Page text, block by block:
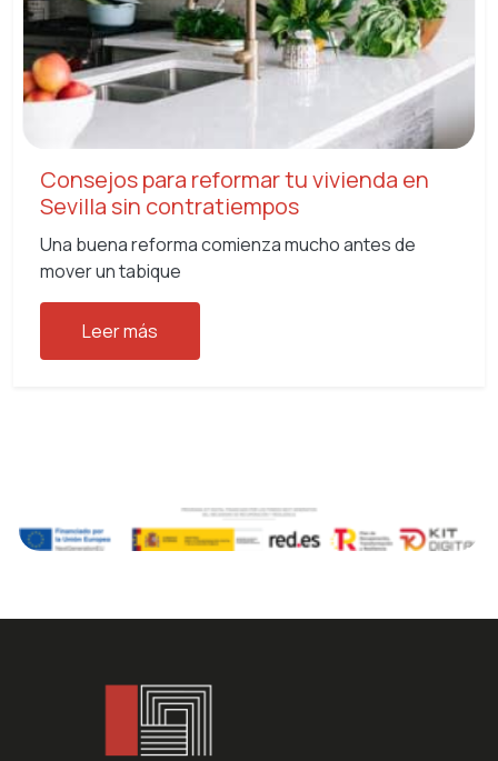
Consejos para reformar tu vivienda en
Sevilla sin contratiempos
Una buena reforma comienza mucho antes de
mover un tabique
Leer más